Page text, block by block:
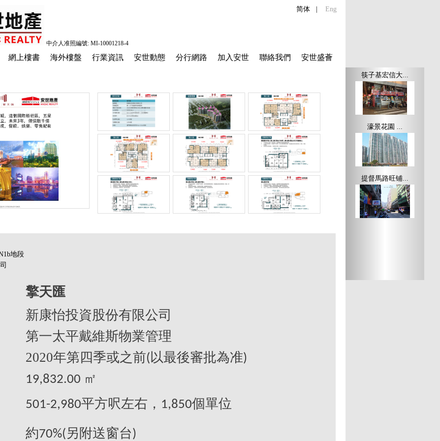
筷子基宏信大...
濠景花園 ...
提督馬路旺铺...
中介人准照編號: MI-10001218-4
简体 Eng
網上樓書 海外樓盤 行業資訊 安世動態 分行網路 加入安世 聯絡我們 安世盛薈
地段
擎天匯
新康怡投資股份有限公司
第一太平戴維斯物業管理
2020年第四季或之前(以最後審批為准)
19,832.00 ㎡
501-2,980平方呎左右， 1,850個單位
約70%( 另附送窗台)